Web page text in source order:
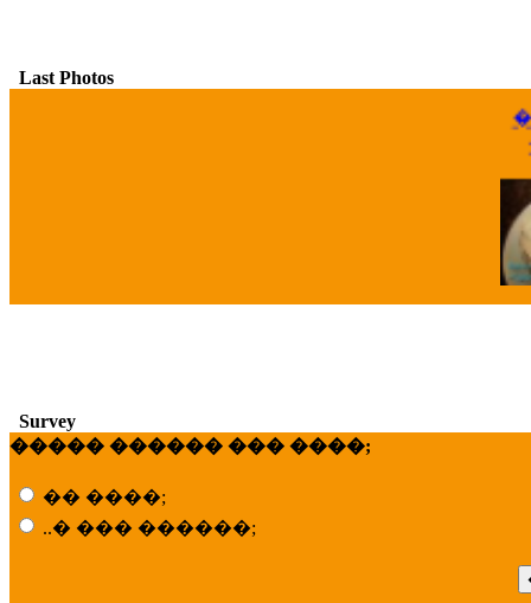
Last Photos
Survey
����� ������ ��� ����;
�� ����;
..� ��� ������;